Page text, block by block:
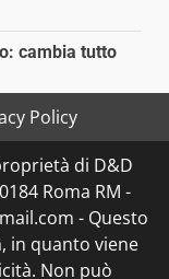
cambia tutto
Policy
di D&D
Roma RM -
- Questo
in quanto viene
Non può